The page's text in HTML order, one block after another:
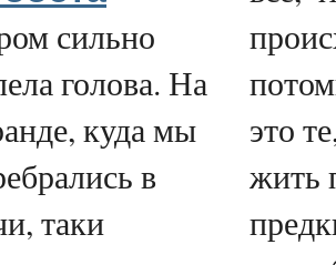
сильно
голова. На
куда мы
в
таки
это
жить